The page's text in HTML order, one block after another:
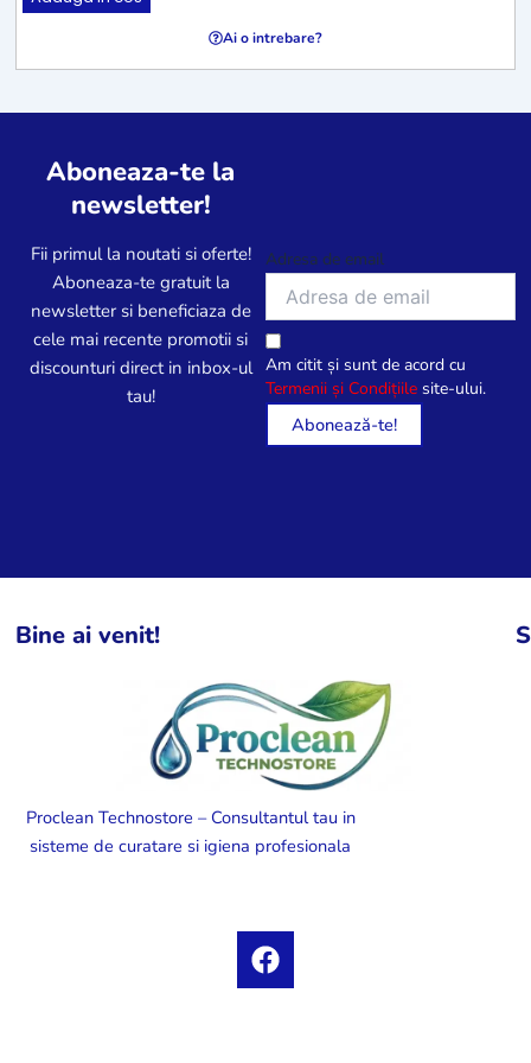
Ai o intrebare?
Aboneaza-te la
newsletter!
Fii primul la noutati si oferte!
Aboneaza-te gratuit la
newsletter si beneficiaza de
cele mai recente promotii si
discounturi direct in inbox-ul
tau!
Adresa de email
Am citit și sunt de acord cu
Termenii și Condițiile site-ului.
Bine ai venit!
Proclean Technostore – Consultantul tau in
sisteme de curatare si igiena profesionala
F
a
c